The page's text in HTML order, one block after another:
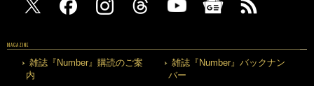
MAGAZINE
雑誌『Number』購読のご案
内
雑誌『Number』バックナン
バー